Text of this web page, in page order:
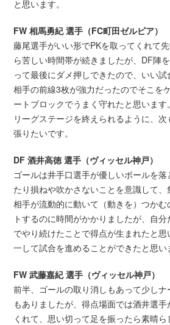
と思います。
FW 相馬勇紀 選手（FC町田ゼルビア）
藤尾選手がいい形でPKを取ってくれて
ら苦しい時間帯が続きましたが、DF陣
って最後にダメ押しできたので、いい試
相手の前線3枚が強力だったのでそこを
ートブロックでうまく守れたと思いま
リーグステージを終えられるように、
張りたいです。
DF 酒井高徳 選手（ヴィッセル神戸）
ゴールは井手口選手が優しいボールを
たり損ねや吹かさないことを意識して、
相手が流動的に動いて（動きを）つか
トするのに時間がかかりましたが、自
でやり続けたことで得点が生まれたと
一して試合を進めることができたと思い
FW 武藤嘉紀 選手（ヴィッセル神戸）
前半、ゴールの取り消しもあって少し
もありましたが、得点場面では酒井選
くれて、思い切って足を振ったら素晴